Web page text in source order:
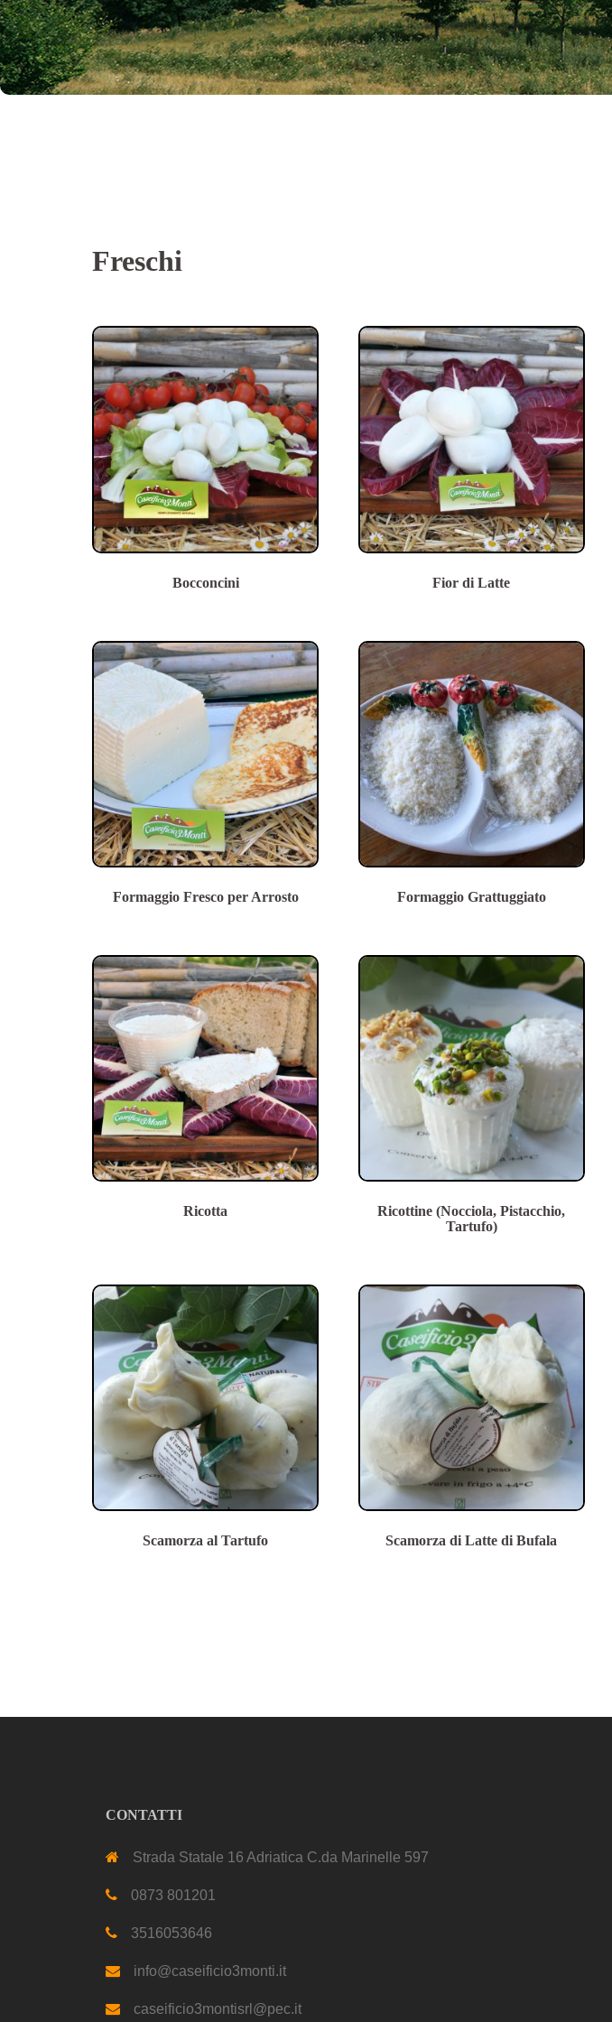
Freschi
Bocconcini Fior di Latte
Formaggio Fresco per Arrosto Formaggio Grattuggiato
Ricotta
Ricottine (Nocciola, Pistacchio,
Tartufo)
Scamorza al Tartufo Scamorza di Latte di Bufala
CONTATTI
Strada Statale 16 Adriatica C.da Marinelle 597
0873 801201
3516053646
info@caseificio3monti.it
caseificio3montisrl@pec.it